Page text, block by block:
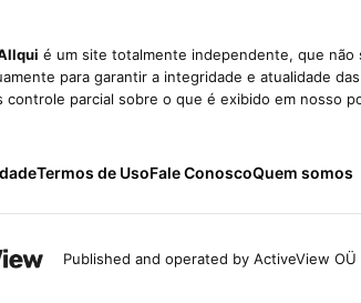
é um site totalmente independente, que não
para garantir a integridade e atualidade
controle parcial sobre o que é exibido em nosso
Termos de UsoFale ConoscoQuem somos
Published and operated by ActiveView